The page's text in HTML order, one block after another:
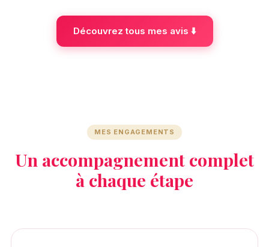
Découvrez tous mes avis ⬇️
MES ENGAGEMENTS
Un accompagnement complet
à chaque étape